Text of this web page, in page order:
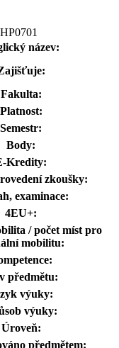
název:
Fakulta:
Platnost:
Semestr:
Body:
Kredity:
zkoušky:
examinace:
4EU+:
/ počet míst pro
mobilitu:
předmětu:
výuky:
výuky:
Úroveň:
předmětem: